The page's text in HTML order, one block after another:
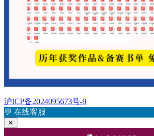
沪ICP备2024095673号-9
💬 在线客服
✕